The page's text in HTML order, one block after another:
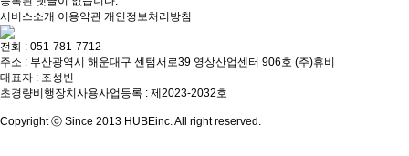
서비스소개 이용약관 개인정보처리방침
전화 : 051-781-7712
주소 : 부산광역시 해운대구 센텀서로39 영상산업센터 906호 (주)휴비
대표자 : 조성빈
초경량비행장치사용사업등록 : 제2023-2032호
Copyright ⓒ Since 2013 HUBEinc. All right reserved.